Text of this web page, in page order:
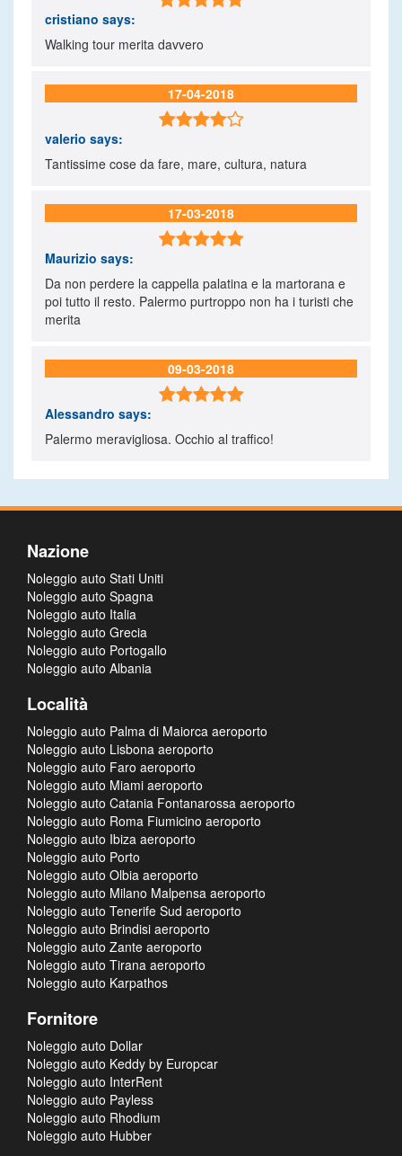
cristiano says:
Walking tour merita davvero
17-04-2018

valerio says:
Tantissime cose da fare, mare, cultura, natura
17-03-2018

Maurizio says:
Da non perdere la cappella palatina e la martorana e
poi tutto il resto. Palermo purtroppo non ha i turisti che
merita
09-03-2018

Alessandro says:
Palermo meravigliosa. Occhio al traffico!
Nazione
Noleggio auto Stati Uniti
Noleggio auto Spagna
Noleggio auto Italia
Noleggio auto Grecia
Noleggio auto Portogallo
Noleggio auto Albania
Località
Noleggio auto Palma di Maiorca aeroporto
Noleggio auto Lisbona aeroporto
Noleggio auto Faro aeroporto
Noleggio auto Miami aeroporto
Noleggio auto Catania Fontanarossa aeroporto
Noleggio auto Roma Fiumicino aeroporto
Noleggio auto Ibiza aeroporto
Noleggio auto Porto
Noleggio auto Olbia aeroporto
Noleggio auto Milano Malpensa aeroporto
Noleggio auto Tenerife Sud aeroporto
Noleggio auto Brindisi aeroporto
Noleggio auto Zante aeroporto
Noleggio auto Tirana aeroporto
Noleggio auto Karpathos
Fornitore
Noleggio auto Dollar
Noleggio auto Keddy by Europcar
Noleggio auto InterRent
Noleggio auto Payless
Noleggio auto Rhodium
Noleggio auto Hubber